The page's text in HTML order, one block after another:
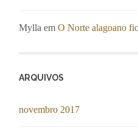
Mylla emO Norte alagoano
ARQUIVOS
novembro 2017